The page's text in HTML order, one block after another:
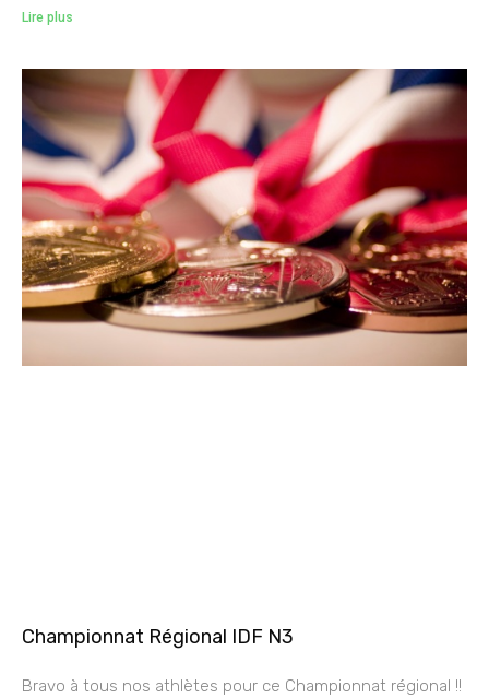
Lire plus
Championnat Régional IDF N3
Bravo à tous nos athlètes pour ce Championnat régional !!